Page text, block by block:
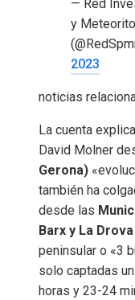
— Red
y
2023
noticias
La cuenta
David Molner
Gerona)
también ha
desde las
Barx y La Drova
peninsular o «3
solo captadas
horas y 23-24